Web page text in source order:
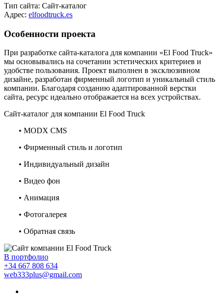
Тип сайта: Сайт-каталог
Адрес: elfoodtruck.es
Особенности проекта
При разработке сайта-каталога для компании «El Food Truck»
мы основывались на сочетании эстетических критериев и
удобстве пользования. Проект выполнен в эксклюзивном
дизайне, разработан фирменный логотип и уникальный стиль
компании. Благодаря созданию адаптированной верстки
сайта, ресурс идеально отображается на всех устройствах.
Сайт-каталог для компании El Food Truck
• MODX CMS
• Фирменный стиль и логотип
• Индивидуальный дизайн
• Видео фон
• Анимация
• Фотогалерея
• Обратная связь
В портфолио
+34 667 808 634
web333plus@gmail.com